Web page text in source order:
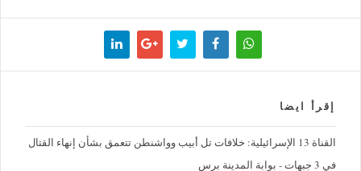
إقرأ ايضا
القناة 13 الإسرائيلية: خلافات تل أبيب وواشنطن تتعمق بشأن إنهاء القتال
في 3 جبهات - بوابة المدينة برس